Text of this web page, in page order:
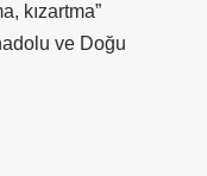
kızartma”
ve Doğu